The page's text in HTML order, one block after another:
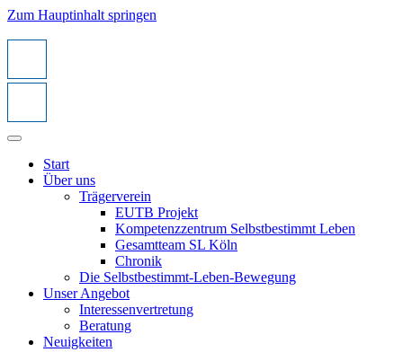
Zum Hauptinhalt springen
Start
Über uns
Trägerverein
EUTB Projekt
Kompetenzzentrum Selbstbestimmt Leben
Gesamtteam SL Köln
Chronik
Die Selbstbestimmt-Leben-Bewegung
Unser Angebot
Interessenvertretung
Beratung
Neuigkeiten